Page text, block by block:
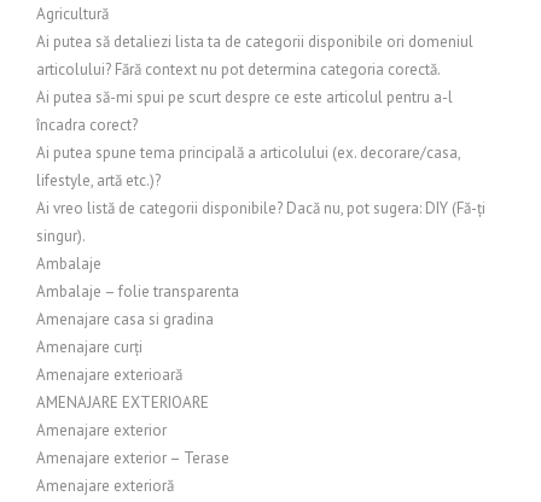
Agricultură
Ai putea să detaliezi lista ta de categorii disponibile ori domeniul
articolului? Fără context nu pot determina categoria corectă.
Ai putea să-mi spui pe scurt despre ce este articolul pentru a-l
încadra corect?
Ai putea spune tema principală a articolului (ex. decorare/casa,
lifestyle, artă etc.)?
Ai vreo listă de categorii disponibile? Dacă nu, pot sugera: DIY (Fă-ți
singur).
Ambalaje
Ambalaje – folie transparenta
Amenajare casa si gradina
Amenajare curți
Amenajare exterioară
AMENAJARE EXTERIOARE
Amenajare exterior
Amenajare exterior – Terase
Amenajare exterioră